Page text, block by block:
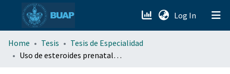
Log In (current)
menu.section.about_menu
Home Tesis
Tesis de Especialidad
Uso de esteroides prenatales como medida terapéutica para la disminución en el desarrollo de hemorragia intraventricular en recién nacidos prematuros